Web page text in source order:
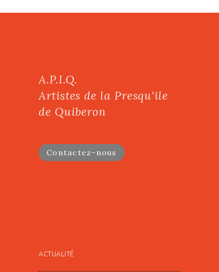
A.P.I.Q.
Artistes de la Presqu'ile
de Quiberon
Contactez-nous
ACTUALITÉ